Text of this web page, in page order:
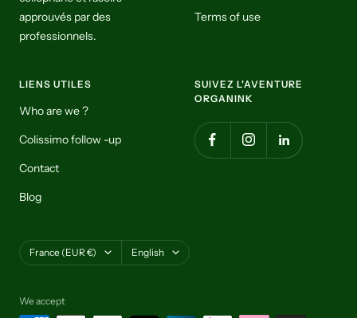
approuvés par des
professionnels.
Terms of use
LIENS UTILES
Who are we ?
Colissimo follow -up
Contact
Blog
SUIVEZ L'AVENTURE
ORGANINK
Country/region
France (EUR €) Language
English
We accept